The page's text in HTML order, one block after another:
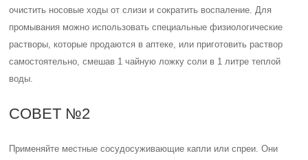
очистить носовые ходы от слизи и сократить воспаление. Для
промывания можно использовать специальные физиологические
растворы, которые продаются в аптеке, или приготовить раствор
самостоятельно, смешав 1 чайную ложку соли в 1 литре теплой
воды.
СОВЕТ №2
Применяйте местные сосудосуживающие капли или спреи. Они